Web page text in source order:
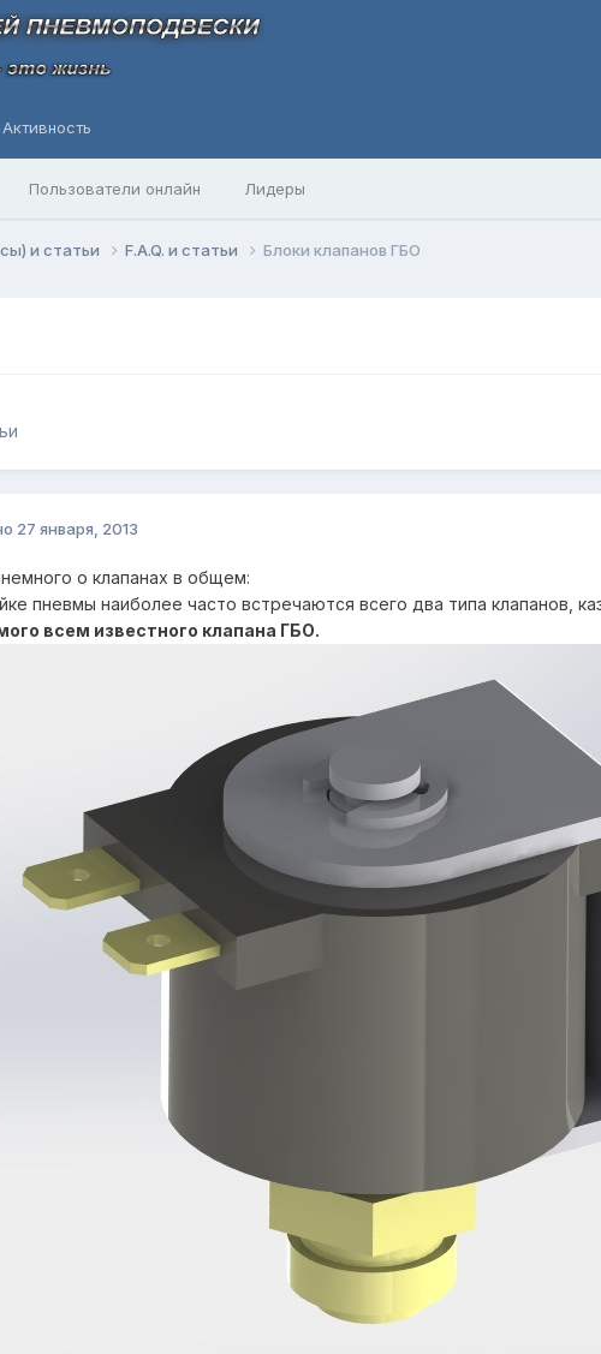
Пользователи онлайн Лидеры
Активность
и статьи F.A.Q. и статьи Блоки клапанов ГБО
27 января, 2013
о клапанах в общем:
пневмы наиболее часто встречаются всего два типа клапанов,
всем известного клапана ГБО.